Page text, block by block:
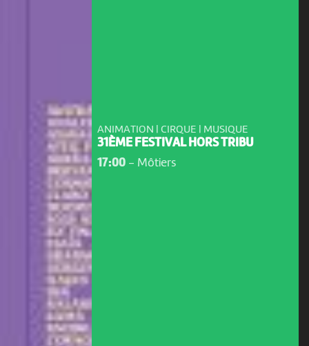
ANIMATION | CIRQUE | MUSIQUE
31ÈME FESTIVAL HORS TRIBU
17:00- Môtiers